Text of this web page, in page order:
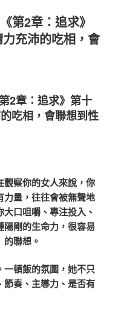
第2章：追求》
充沛的吃相，會
2章：追求》第十
吃相，會聯想到性
觀察你的女人來說，你
力量，往往會被無聲地
口咀嚼、專注投入、
剛的生命力，很容易
聯想。
頓飯的氛圍，她不只
奏、主導力、是否有